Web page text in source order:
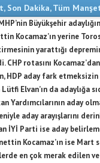
, Son Dakika,Tüm
Büyükşehir
Kocamaz’ın yerine
yarattığı
rotasını Kocamaz’dan
HDP aday fark etmeksizin
Elvan’ın da adaylığa
Yardımcılarının aday
aday arayışlarını
İYİ Parti ise aday
Kocamaz’ın ise Mart
en çok merak edilen